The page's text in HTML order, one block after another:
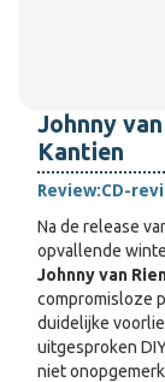
Johnny
Kantien
Review:CD-
Na de release
opvallende
Johnny van
compromisloze
duidelijke
uitgesproken
niet